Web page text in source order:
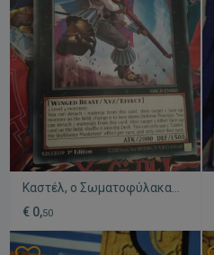
Καστέλ, ο Σωματοφύλακας
του Skyblaster (Yugioh)
€ 0,50